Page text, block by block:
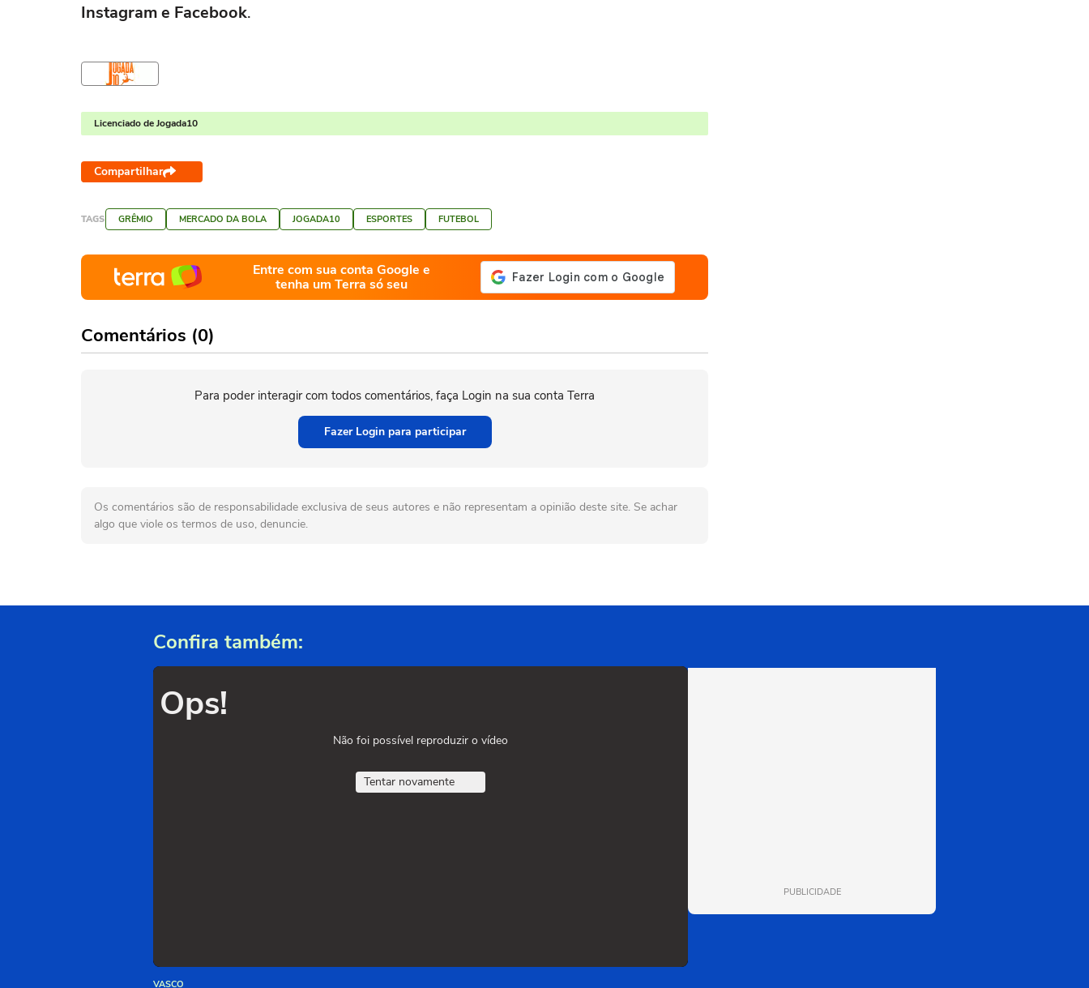
Instagram e Facebook.
Licenciado de Jogada10
Compartilhar
TAGS GRÊMIO MERCADO DA BOLA JOGADA10 ESPORTES FUTEBOL
Entre com sua conta Google e
tenha um Terra só seu
Comentários (0)
Para poder interagir com todos comentários, faça Login na sua conta Terra
Fazer Login para participar
Os comentários são de responsabilidade exclusiva de seus autores e não representam a opinião deste site. Se achar
algo que viole os termos de uso, denuncie.
Confira também:
Ops!
Não foi possível reproduzir o vídeo
Tentar novamente
VASCO
PUBLICIDADE